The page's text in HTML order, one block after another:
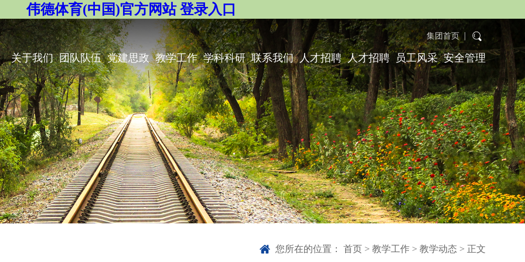
伟德体育(中国)官方网站 登录入口
集团首页
关于我们 团队队伍 党建思政 教学工作 学科科研 联系我们 人才招聘 人才招聘 员工风采 安全管理
您所在的位置： 首页> 教学工作> 教学动态> 正文